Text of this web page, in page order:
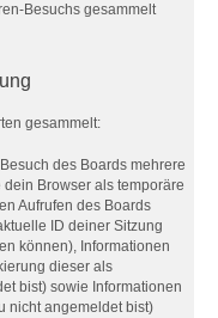
Besuchs gesammelt
gesammelt:
des Boards mehrere
Browser als temporäre
Aufrufen des Boards
ID deiner Sitzung
können), Informationen
dieser als
bist) sowie Informationen
nicht angemeldet bist)